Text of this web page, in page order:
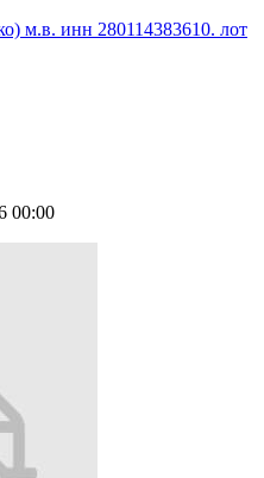
м.в. инн 280114383610. лот
00:00